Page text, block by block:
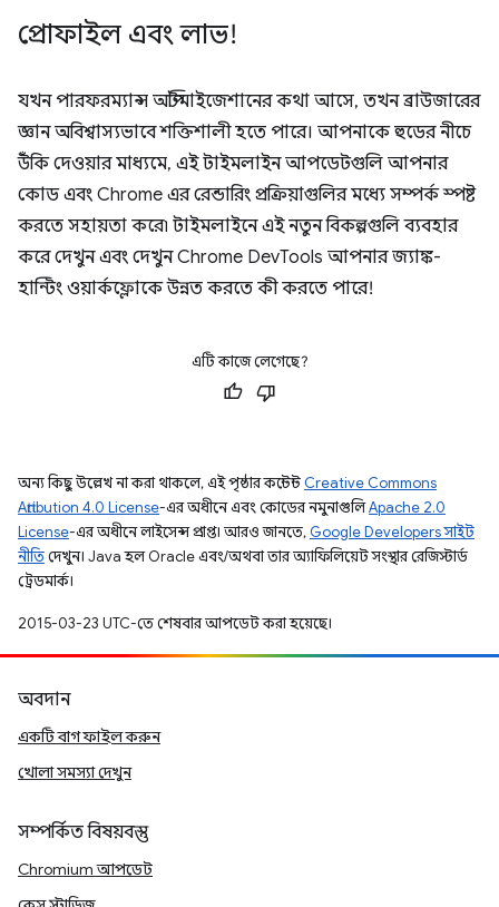
প্রোফাইল এবং লাভ!
যখন পারফরম্যান্স অপ্টিমাইজেশানের কথা আসে, তখন ব্রাউজারের
জ্ঞান অবিশ্বাস্যভাবে শক্তিশালী হতে পারে। আপনাকে হুডের নীচে
উঁকি দেওয়ার মাধ্যমে, এই টাইমলাইন আপডেটগুলি আপনার
কোড এবং Chrome এর রেন্ডারিং প্রক্রিয়াগুলির মধ্যে সম্পর্ক স্পষ্ট
করতে সহায়তা করে৷ টাইমলাইনে এই নতুন বিকল্পগুলি ব্যবহার
করে দেখুন এবং দেখুন Chrome DevTools আপনার জ্যাঙ্ক-
হান্টিং ওয়ার্কফ্লোকে উন্নত করতে কী করতে পারে!
এটি কাজে লেগেছে?
অন্য কিছু উল্লেখ না করা থাকলে, এই পৃষ্ঠার কন্টেন্ট Creative Commons
Attribution 4.0 License-এর অধীনে এবং কোডের নমুনাগুলিApache 2.0
License-এর অধীনে লাইসেন্স প্রাপ্ত। আরও জানতে, Google Developers সাইট
নীতিদেখুন। Java হল Oracle এবং/অথবা তার অ্যাফিলিয়েট সংস্থার রেজিস্টার্ড
ট্রেডমার্ক।
2015-03-23 UTC-তে শেষবার আপডেট করা হয়েছে।
অবদান
একটি বাগ ফাইল করুন
খোলা সমস্যা দেখুন
সম্পর্কিত বিষয়বস্তু
Chromium আপডেট